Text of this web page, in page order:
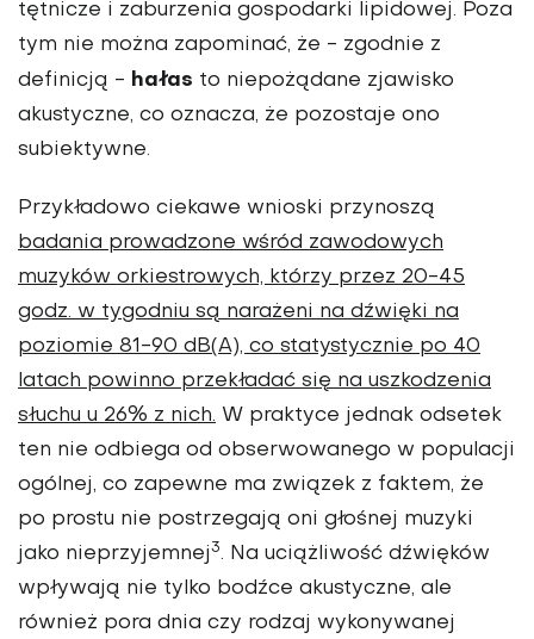
tętnicze i zaburzenia gospodarki lipidowej. Poza
tym nie można zapominać, że - zgodnie z
definicją - hałas to niepożądane zjawisko
akustyczne, co oznacza, że pozostaje ono
subiektywne.
Przykładowo ciekawe wnioski przynoszą
badania prowadzone wśród zawodowych
muzyków orkiestrowych, którzy przez 20-45
godz. w tygodniu są narażeni na dźwięki na
poziomie 81-90 dB(A), co statystycznie po 40
latach powinno przekładać się na uszkodzenia
słuchu u 26% z nich. W praktyce jednak odsetek
ten nie odbiega od obserwowanego w populacji
ogólnej, co zapewne ma związek z faktem, że
po prostu nie postrzegają oni głośnej muzyki
jako nieprzyjemnej3. Na uciążliwość dźwięków
wpływają nie tylko bodźce akustyczne, ale
również pora dnia czy rodzaj wykonywanej